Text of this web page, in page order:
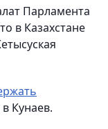
Парламента
в Казахстане
Кунаев.